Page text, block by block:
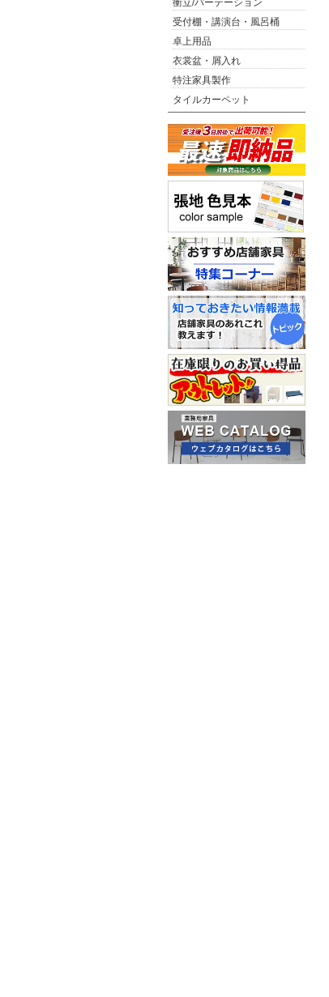
衝立/パーテーション
受付棚・講演台・風呂桶
卓上用品
衣裳盆・屑入れ
特注家具製作
タイルカーペット